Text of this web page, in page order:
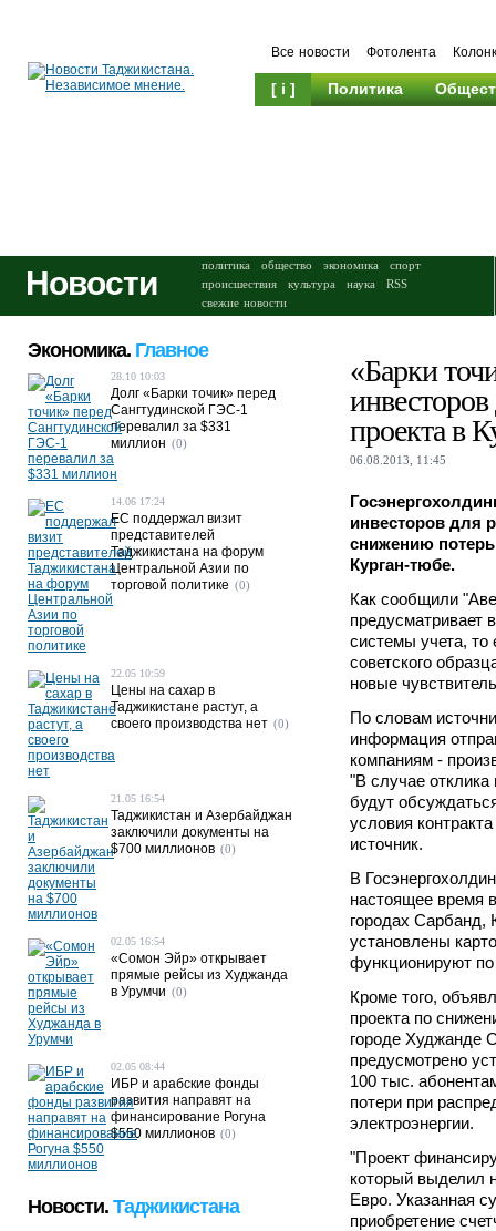
Все новости Фотолента
[ i ] Политика
Новости политика общество экономика
спорт
происшествия
культура наука
RSS
свежие новости
«Барки
проекта в
06.08.2013, 11:45
инвесторов для
снижению потерь
Курган-тюбе.
Как сообщили
предусматривает
системы учета, то
советского
новые
По словам
информация
компаниям -
"В случае отклика
будут
условия
источник.
В
настоящее время
городах Сарбанд,
установлены
функционируют
Кроме того,
проекта по
городе Худжанде
предусмотрено
100 тыс.
потери при
электроэнергии.
"Проект
который выделил
Евро. Указанная
приобретение
Экономика. Главное
28.10 10:03
Долг «Барки точик» перед
Сангтудинской ГЭС-1
перевалил за $331
миллион (0)
14.06 17:24
ЕС поддержал визит
представителей
Таджикистана на форум
Центральной Азии по
торговой политике (0)
22.05 10:59
Цены на сахар в
Таджикистане растут, а
своего производства нет (0)
21.05 16:54
Таджикистан и Азербайджан
заключили документы на
$700 миллионов (0)
02.05 16:54
«Сомон Эйр» открывает
прямые рейсы из Худжанда
в Урумчи (0)
02.05 08:44
ИБР и арабские фонды
развития направят на
финансирование Рогуна
$550 миллионов (0)
Новости. Таджикистана